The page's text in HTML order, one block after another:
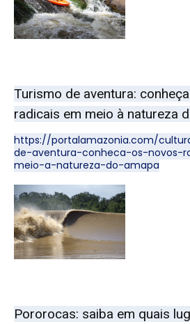
Turismo de aventura:
radicais em meio à natureza
https://portalamazonia.com/
de-aventura-conheca-os-novos-
meio-a-natureza-do-amapa
Pororocas: saiba em quais